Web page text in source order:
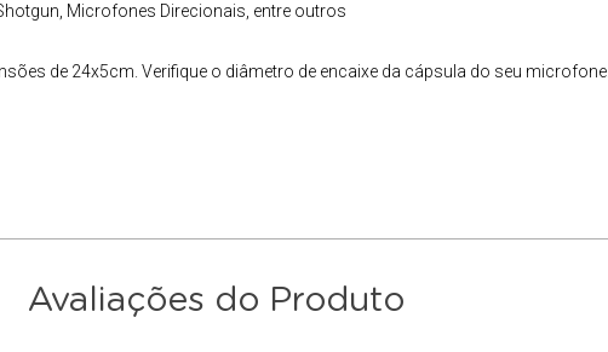
Microfones Direcionais, entre outros
de 24x5cm. Verifique o diâmetro de encaixe da cápsula do seu microfone.
Avaliações do Produto